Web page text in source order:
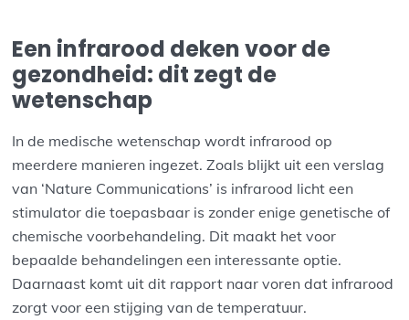
Een infrarood deken voor de
gezondheid: dit zegt de
wetenschap
In de medische wetenschap wordt infrarood op
meerdere manieren ingezet. Zoals blijkt uit een verslag
van ‘Nature Communications’ is infrarood licht een
stimulator die toepasbaar is zonder enige genetische of
chemische voorbehandeling. Dit maakt het voor
bepaalde behandelingen een interessante optie.
Daarnaast komt uit dit rapport naar voren dat infrarood
zorgt voor een stijging van de temperatuur.